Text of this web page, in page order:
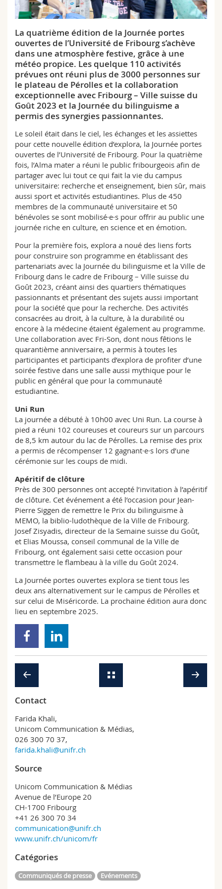
Sciences et médecine
Interfacultaire
Collaborateurs
Doctorants
Webmail
Programme des cours
MyUnifr
La quatrième édition de la Journée portes
ouvertes de l’Université de Fribourg s’achève
dans une atmosphère festive, grâce à une
météo propice. Les quelque 110 activités
prévues ont réuni plus de 3000 personnes sur
le plateau de Pérolles et la collaboration
exceptionnelle avec Fribourg – Ville suisse du
Goût 2023 et la Journée du bilinguisme a
permis des synergies passionnantes.
Le soleil était dans le ciel, les échanges et les assiettes
pour cette nouvelle édition d’explora, la Journée portes
ouvertes de l’Université de Fribourg. Pour la quatrième
fois, l’Alma mater a réuni le public fribourgeois afin de
partager avec lui tout ce qui fait la vie du campus
universitaire: recherche et enseignement, bien sûr, mais
aussi sport et activités estudiantines. Plus de 450
membres de la communauté universitaire et 50
bénévoles se sont mobilisé·e·s pour offrir au public une
journée riche en culture, en science et en émotion.
Pour la première fois, explora a noué des liens forts
pour construire son programme en établissant des
partenariats avec la Journée du bilinguisme et la Ville de
Fribourg dans le cadre de Fribourg – Ville suisse du
Goût 2023, créant ainsi des quartiers thématiques
passionnants et présentant des sujets aussi important
pour la société que pour la recherche. Des activités
consacrées au droit, à la culture, à la durabilité ou
encore à la médecine étaient également au programme.
Une collaboration avec Fri-Son, dont nous fêtions le
quarantième anniversaire, a permis à toutes les
participantes et participants d’explora de profiter d’une
soirée festive dans une salle aussi mythique pour le
public en général que pour la communauté
estudiantine.
Uni Run
La journée a débuté à 10h00 avec Uni Run. La course à
pied a réuni 102 coureuses et coureurs sur un parcours
de 8,5 km autour du lac de Pérolles. La remise des prix
a permis de récompenser 12 gagnant·e·s lors d’une
cérémonie sur les coups de midi.
Apéritif de clôture
Près de 300 personnes ont accepté l’invitation à l’apéritif
de clôture. Cet événement a été l’occasion pour Jean-
Pierre Siggen de remettre le Prix du bilinguisme à
MEMO, la biblio-ludothèque de la Ville de Fribourg.
Josef Zisyadis, directeur de la Semaine suisse du Goût,
et Elias Moussa, conseil communal de la Ville de
Fribourg, ont également saisi cette occasion pour
transmettre le flambeau à la ville du Goût 2024.
La Journée portes ouvertes explora se tient tous les
deux ans alternativement sur le campus de Pérolles et
sur celui de Miséricorde. La prochaine édition aura donc
lieu en septembre 2025.
Contact
Farida Khali,
Unicom Communication & Médias,
026 300 70 37,
farida.khali@unifr.ch
Source
Unicom Communication & Médias
Avenue de l’Europe 20
CH-1700 Fribourg
+41 26 300 70 34
communication@unifr.ch
www.unifr.ch/unicom/fr
Catégories
Communiqués de presse Evénements